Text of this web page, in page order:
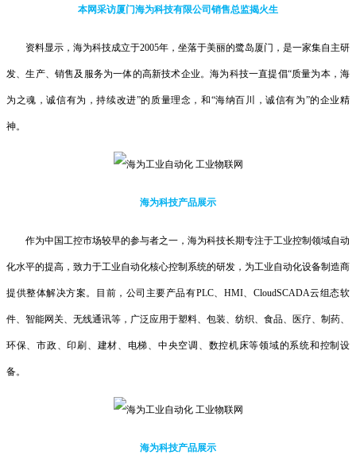
本网采访厦门海为科技有限公司销售总监揭火生
资料显示，海为科技成立于2005年，坐落于美丽的鹭岛厦门，是一家集自主研
发、生产、销售及服务为一体的高新技术企业。海为科技一直提倡“质量为本，海
为之魂，诚信有为，持续改进”的质量理念，和“海纳百川，诚信有为”的企业精
神。
海为科技产品展示
作为中国工控市场较早的参与者之一，海为科技长期专注于工业控制领域自动
化水平的提高，致力于工业自动化核心控制系统的研发，为工业自动化设备制造商
提供整体解决方案。目前，公司主要产品有PLC、HMI、CloudSCADA云组态软
件、智能网关、无线通讯等，广泛应用于塑料、包装、纺织、食品、医疗、制药、
环保、市政、印刷、建材、电梯、中央空调、数控机床等领域的系统和控制设
备。
海为科技产品展示